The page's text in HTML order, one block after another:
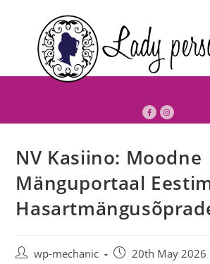
NV Kasiino: Moodne
Mänguportaal
wp-mechanic
20th May 2026